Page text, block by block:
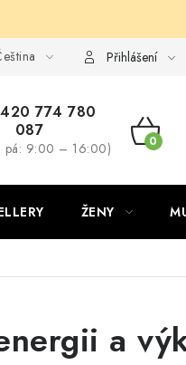
Přihlášení
774 780
087
pá: 9:00 – 16:00)
ŽENY
a